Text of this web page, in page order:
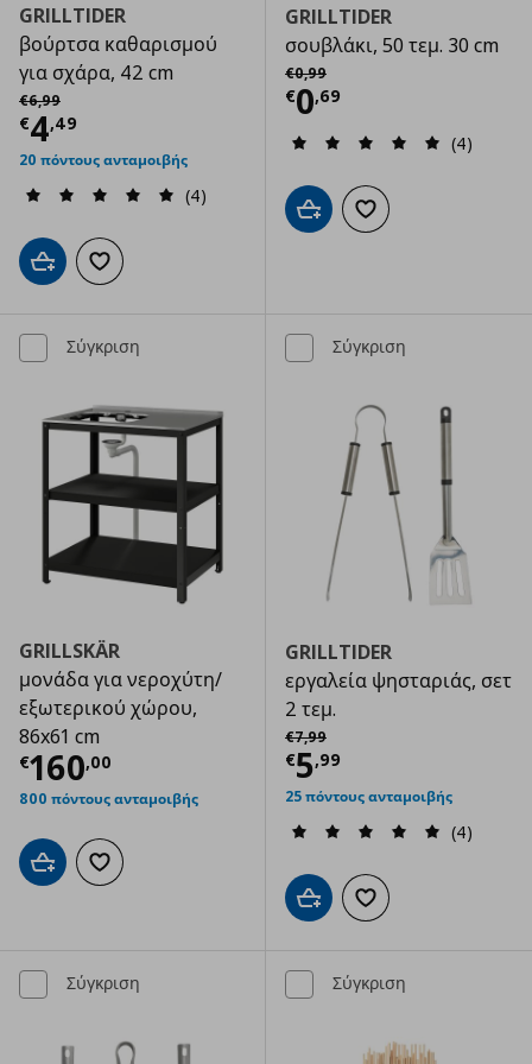
GRILLTIDER
βούρτσα καθαρισμού
για σχάρα, 42 cm
€6,99
Αρχική τιμή
€4,49
Τρέχουσα τιμή € 4,49
20 πόντους ανταμοιβής
(4)
Προσθήκη στο καλάθι
Προσθήκη στα αγαπημένα
GRILLTIDER
σουβλάκι, 50 τεμ. 30 cm
€0,99
Αρχική τιμή
€0,69
Τρέχουσα
(4)
Προσθήκη στο καλάθι
Προσθήκη στα
Σύγκριση
GRILLSKÄR
μονάδα για νεροχύτη/
εξωτερικού χώρου,
86x61 cm
€160,00
Τρέχουσα τιμή € 160,00
800 πόντους ανταμοιβής
Προσθήκη στο καλάθι
Προσθήκη στα αγαπημένα
Σύγκριση
GRILLTIDER
εργαλεία ψησταριάς, σετ
2 τεμ.
€7,99
Αρχική τιμή
€5,99
Τρέχουσα
25 πόντους ανταμοιβής
(4)
Προσθήκη στο καλάθι
Προσθήκη στα
Σύγκριση Σύγκριση